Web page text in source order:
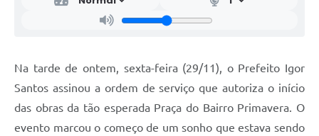
Na tarde de ontem, sexta-feira (29/11), o Prefeito Igor
Santos assinou a ordem de serviço que autoriza o início
das obras da tão esperada Praça do Bairro Primavera. O
evento marcou o começo de um sonho que estava sendo